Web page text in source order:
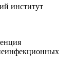
институт